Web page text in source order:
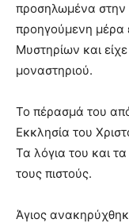
προσηλωμένα στην
προηγούμενη μέρα
Μυστηρίων και
μοναστηριού.
Το πέρασμά του
Εκκλησία του
Τα λόγια του και
τους πιστούς.
Άγιος